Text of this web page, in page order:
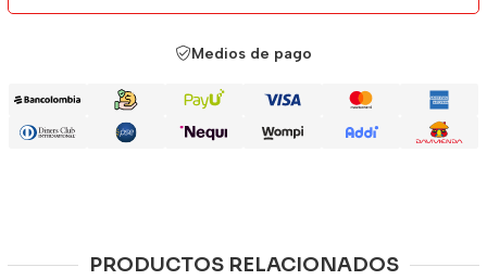
Medios de pago
PRODUCTOS RELACIONADOS